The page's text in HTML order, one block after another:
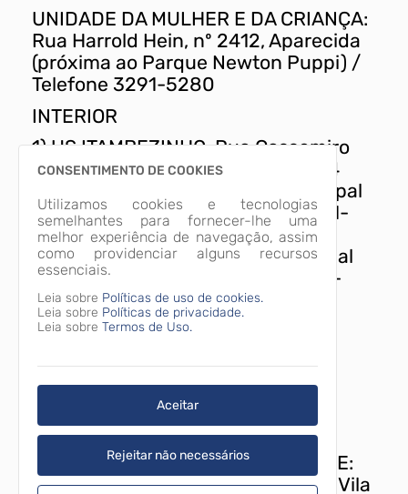
UNIDADE DA MULHER E DA CRIANÇA:
Rua Harrold Hein, nº 2412, Aparecida
(próxima ao Parque Newton Puppi) /
Telefone 3291-5280
INTERIOR
1) US ITAMBEZINHO: Rua Cassemiro
Karman, s/n / Telefone 3291-5294
2) US SANTA CRUZ: Estrada Principal
de Santa Cruz, s/n / Telefone 3291-
5278
3) US SÃO PEDRO: Estrada Principal
de São Pedro, s/n / Telefone 3291-
5288
4) US SÃO SILVESTRE: Estrada
Telefone 3291-5286
5) US TRÊS CÓRREGOS: Estrada
Principal de Três Córregos, s/n /
Telefone 3291-5282
SECRETARIA MUNICIPAL DE SAÚDE:
Avenida Padre Natal Pigatto, 925, Vila
CONSENTIMENTO DE COOKIES
Utilizamos cookies e tecnologias
semelhantes para fornecer-lhe uma
melhor experiência de navegação, assim
como providenciar alguns recursos
essenciais.
Leia sobre Políticas de uso de cookies.
Leia sobre Políticas de privacidade.
Leia sobre Termos de Uso.
Aceitar
Rejeitar não necessários